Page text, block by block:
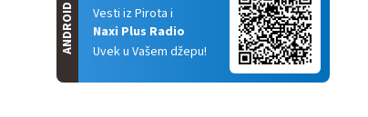
Vesti iz Pirota i
Naxi Plus Radio
Uvek u Vašem džepu!
ANDROID